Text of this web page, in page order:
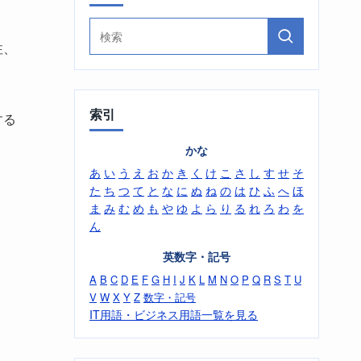
索引
かな
あ い う え お か き く け こ さ し す せ そ
た ち つ て と な に ぬ ね の は ひ ふ へ ほ
ま み む め も や ゆ よ ら り る れ ろ わ を
ん
英数字・記号
A B C D E F G H I J K L M N O P Q R S T U
V W X Y Z 数字・記号
IT用語・ビジネス用語一覧を見る